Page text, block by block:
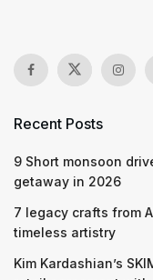
Recent Posts
9 Short monsoon
getaway in 2026
7 legacy crafts from
timeless artistry
Kim Kardashian’s